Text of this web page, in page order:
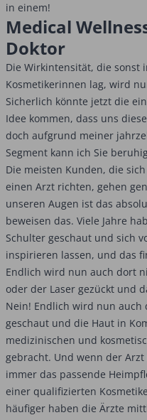
in einem!
Medical
Doktor
Die Wirkintensität, die sonst
Kosmetikerinnen lag, wird
Sicherlich könnte jetzt die
Idee kommen, dass uns
doch aufgrund meiner
Segment kann ich Sie
Die meisten Kunden, die
einen Arzt richten, gehen
unseren Augen ist das
beweisen das. Viele Jahre
Schulter geschaut und sich
inspirieren lassen, und das
Endlich wird nun auch dort
oder der Laser gezückt und
Nein! Endlich wird nun
geschaut und die Haut in
medizinischen und
gebracht. Und wenn der
immer das passende
einer qualifizierten
häufiger haben die Ärzte